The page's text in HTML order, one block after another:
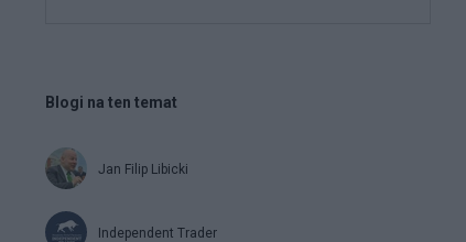
Blogi na ten temat
Jan Filip Libicki
Independent Trader